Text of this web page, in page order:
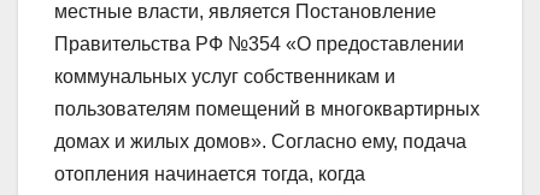
местные власти, является Постановление
Правительства РФ №354 «О предоставлении
коммунальных услуг собственникам и
пользователям помещений в многоквартирных
домах и жилых домов». Согласно ему, подача
отопления начинается тогда, когда